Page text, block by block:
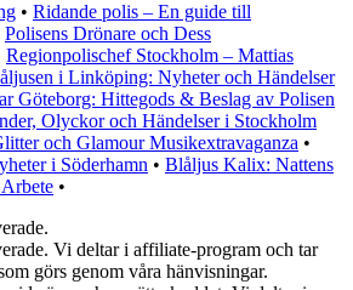
• Ridande polis – En guide till
Polisens Drönare och Dess
Regionpolischef Stockholm – Mattias
i Linköping: Nyheter och Händelser
Göteborg: Hittegods & Beslag av Polisen
Olyckor och Händelser i Stockholm
och Glamour Musikextravaganza •
i Söderhamn • Blåljus Kalix: Nattens
•
Vi deltar i affiliate-program och tar
görs genom våra hänvisningar.